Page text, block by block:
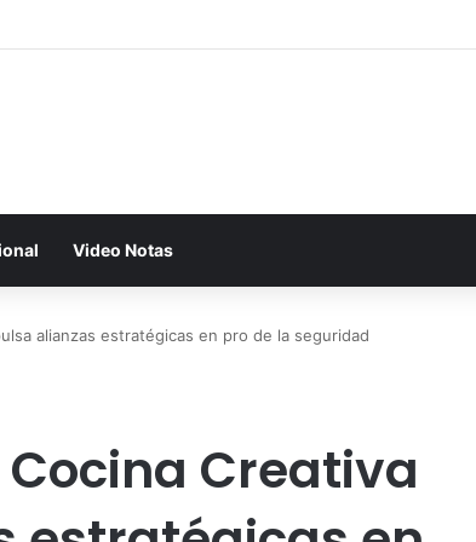
Video Notas
alianzas estratégicas en pro de la seguridad
Creativa